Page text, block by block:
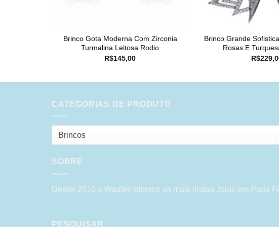
Brinco Gota Moderna Com Zirconia
Turmalina Leitosa Rodio
R$145,00
Brinco Grande
Rosas E
R$
CATEGORIAS DE PRODUTO
Brincos
SOBRE
Desde 2010 a Waufen oferece as mais lindas Joias em Prata
PESQUISAR